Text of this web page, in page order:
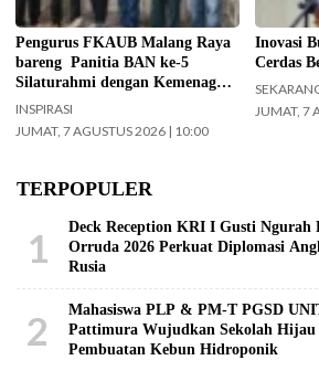
Yayasan Masjid Agung Jami Kota
Malang. Selain itu juga silaturahmi
dengan jajaran Kantor
Kementerian Agama (Kemenag)
Kabupaten Malang. (Foto: ist)
Pengurus FKAUB Malang Raya
bareng Panitia BAN ke-5
Silaturahmi dengan Kemenag
Kabupaten Malang dan Yayasan
INSPIRASI
JUMAT, 7 AGUSTUS 2026 | 10:00
Inovasi
Cerdas
JUMAT, 7
TERPOPULER
1
Deck Reception KRI I Gusti Ngurah
Orruda 2026 Perkuat Diplomasi
Rusia
2
Mahasiswa PLP & PM-T PGSD
Pattimura Wujudkan Sekolah Hijau
Pembuatan Kebun Hidroponik